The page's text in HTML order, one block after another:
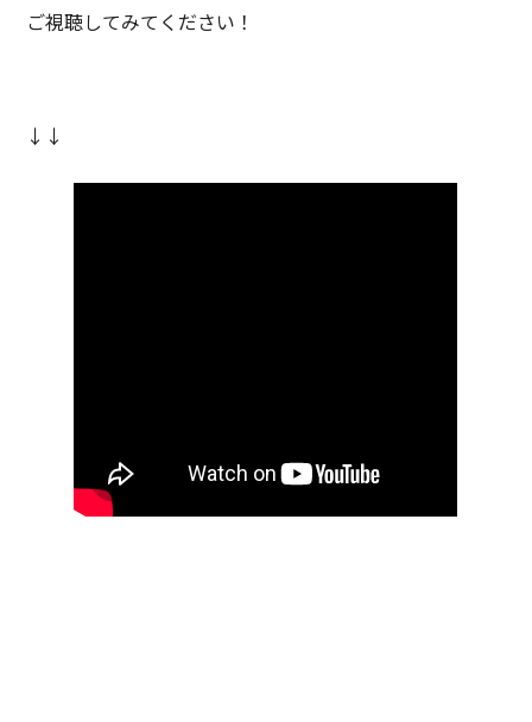
ご視聴してみてください！
↓↓